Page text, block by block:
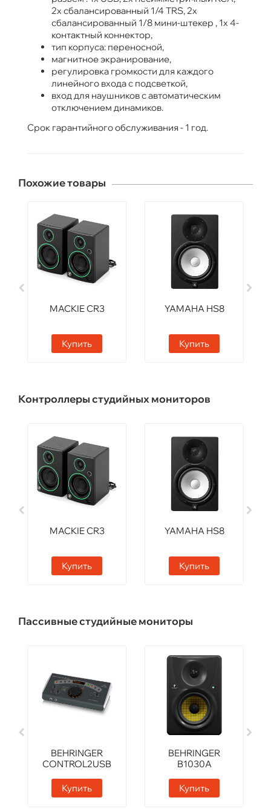
2x сбалансированный 1/4 TRS, 2x
сбалансированный 1/8 мини-штекер , 1x 4-
контактный коннектор,
тип корпуса: переносной,
магнитное экранирование,
регулировка громкости для каждого
линейного входа с подсветкой,
вход для наушников с автоматическим
отключением динамиков.
Срок гарантийного обслуживания - 1 год.
Похожие товары
MACKIE CR3
Купить
YAMAHA HS8
Купить
Контроллеры студийных мониторов
MACKIE CR3
Купить
YAMAHA HS8
Купить
Пассивные студийные мониторы
BEHRINGER
CONTROL2USB
Купить
BEHRINGER
B1030A
Купить